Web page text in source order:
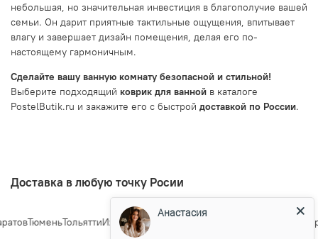
небольшая, но значительная инвестиция в благополучие вашей
семьи. Он дарит приятные тактильные ощущения, впитывает
влагу и завершает дизайн помещения, делая его по-
настоящему гармоничным.
Сделайте вашу ванную комнату безопасной и стильной!
Выберите подходящий коврик для ванной в каталоге
PostelButik.ru и закажите его с быстрой доставкой по России.
Доставка в любую точку Росии
ТюменьТольяттиИжевскБарнаул
Анастасия